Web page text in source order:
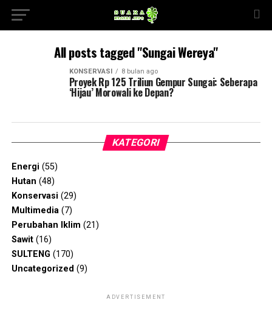
All posts tagged "Sungai Wereya"
KONSERVASI 8 bulan ago
Proyek Rp 125 Triliun Gempur Sungai: Seberapa
‘Hijau’ Morowali ke Depan?
KATEGORI
Energi (55)
Hutan (48)
Konservasi (29)
Multimedia(7)
Perubahan Iklim (21)
Sawit(16)
SULTENG (170)
Uncategorized (9)
ADVERTISEMENT